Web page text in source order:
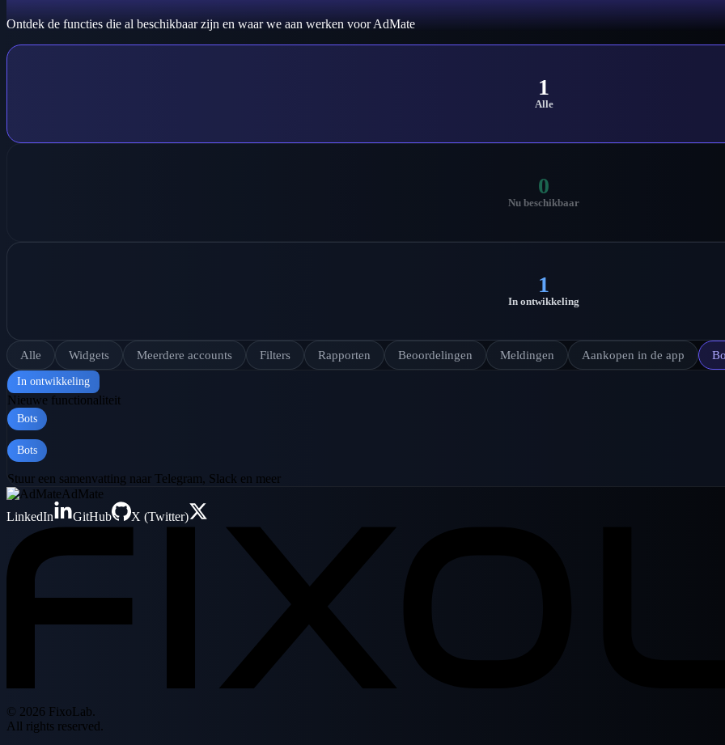
Ontdek de functies die al beschikbaar zijn en waar we aan werken voor AdMate
1
Alle
0
Nu beschikbaar
1
In ontwikkeling
Alle Widgets Meerdere accounts Filters Rapporten Beoordelingen Meldingen Aankopen in de app
In ontwikkeling
Nieuwe functionaliteit
Bots
Bots
Stuur een samenvatting naar Telegram, Slack en meer
AdMate
LinkedIn
GitHub X (Twitter)
© 2026 FixoLab.
All rights reserved.